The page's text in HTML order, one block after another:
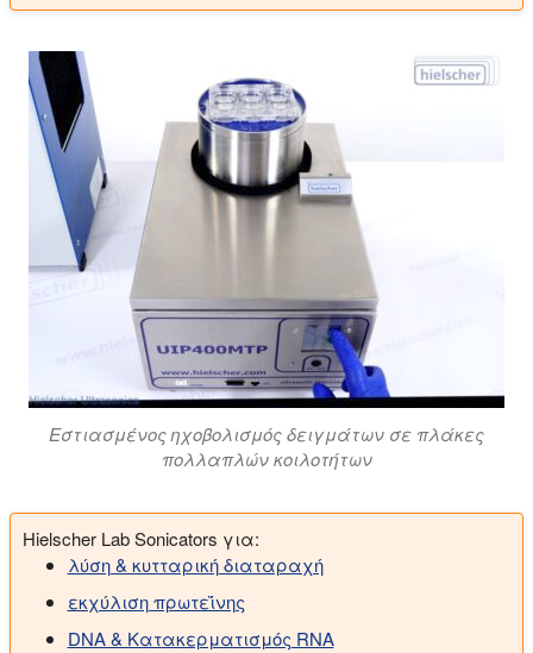
Εστιασμένος ηχοβολισμός δειγμάτων σε πλάκες
πολλαπλών κοιλοτήτων
Hielscher Lab Sonicators για:
λύση & κυτταρική διαταραχή
εκχύλιση πρωτεΐνης
DNA & Κατακερματισμός RNA